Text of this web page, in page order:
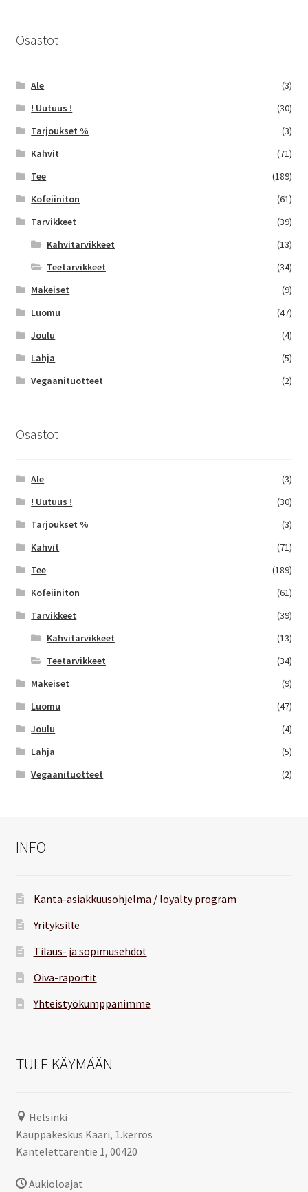
Osastot
Ale
(3)
! Uutuus !
(30)
Tarjoukset %
(3)
Kahvit
(71)
Tee
(189)
Kofeiiniton
(61)
Tarvikkeet
(39)
Kahvitarvikkeet
(13)
Teetarvikkeet
(34)
Makeiset
(9)
Luomu
(47)
Joulu
(4)
Lahja
(5)
Vegaanituotteet
(2)
Osastot
Ale
(3)
! Uutuus !
(30)
Tarjoukset %
(3)
Kahvit
(71)
Tee
(189)
Kofeiiniton
(61)
Tarvikkeet
(39)
Kahvitarvikkeet
(13)
Teetarvikkeet
(34)
Makeiset
(9)
Luomu
(47)
Joulu
(4)
Lahja
(5)
Vegaanituotteet
(2)
INFO
Kanta-asiakkuusohjelma / loyalty program
Yrityksille
Tilaus- ja sopimusehdot
Oiva-raportit
Yhteistyökumppanimme
TULE KÄYMÄÄN
Helsinki
Kauppakeskus Kaari, 1.kerros
Kantelettarentie 1, 00420
Aukioloajat